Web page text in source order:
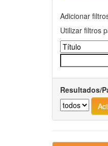
Adicionar
Utilizar filtros
Resultados/